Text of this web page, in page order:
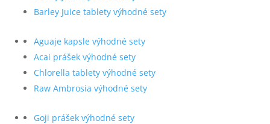
Barley Juice tablety výhodné sety
Aguaje kapsle výhodné sety
Acai prášek výhodné sety
Chlorella tablety výhodné sety
Raw Ambrosia výhodné sety
Goji prášek výhodné sety